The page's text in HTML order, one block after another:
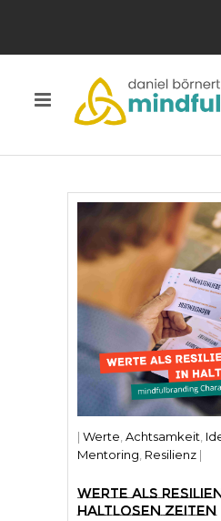
| Werte Achtsamkeit
Mentoring Resilienz |
WERTE ALS
HALTLOSEN ZEITEN